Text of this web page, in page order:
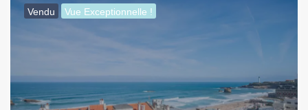
Vendu Vue Exceptionnelle !